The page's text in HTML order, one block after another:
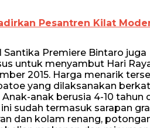
Pesantren Kilat
Premiere Bintaro juga
untuk menyambut Hari
2015. Harga menarik
yang dilaksanakan
anak berusia 4-10 tahun
sudah termasuk sarapan
dan kolam renang,